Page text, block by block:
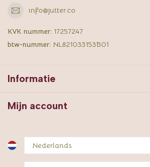
info@jutter.co
KVK nummer: 17257247
btw-nummer: NL821033153B01
Informatie
Mijn account